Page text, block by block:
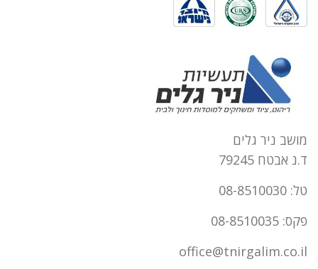
מושב ניר גלים
ד.נ אבטח 79245
טל: 08-8510030
פקס: 08-8510035
office@tnirgalim.co.il